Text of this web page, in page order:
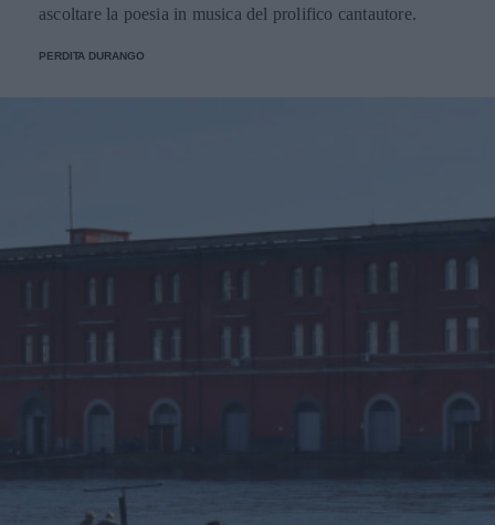
ascoltare la poesia in musica del prolifico cantautore.
PERDITA DURANGO